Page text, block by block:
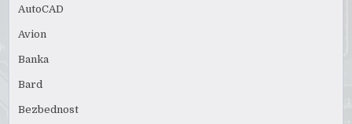
AutoCAD
Avion
Banka
Bard
Bezbednost